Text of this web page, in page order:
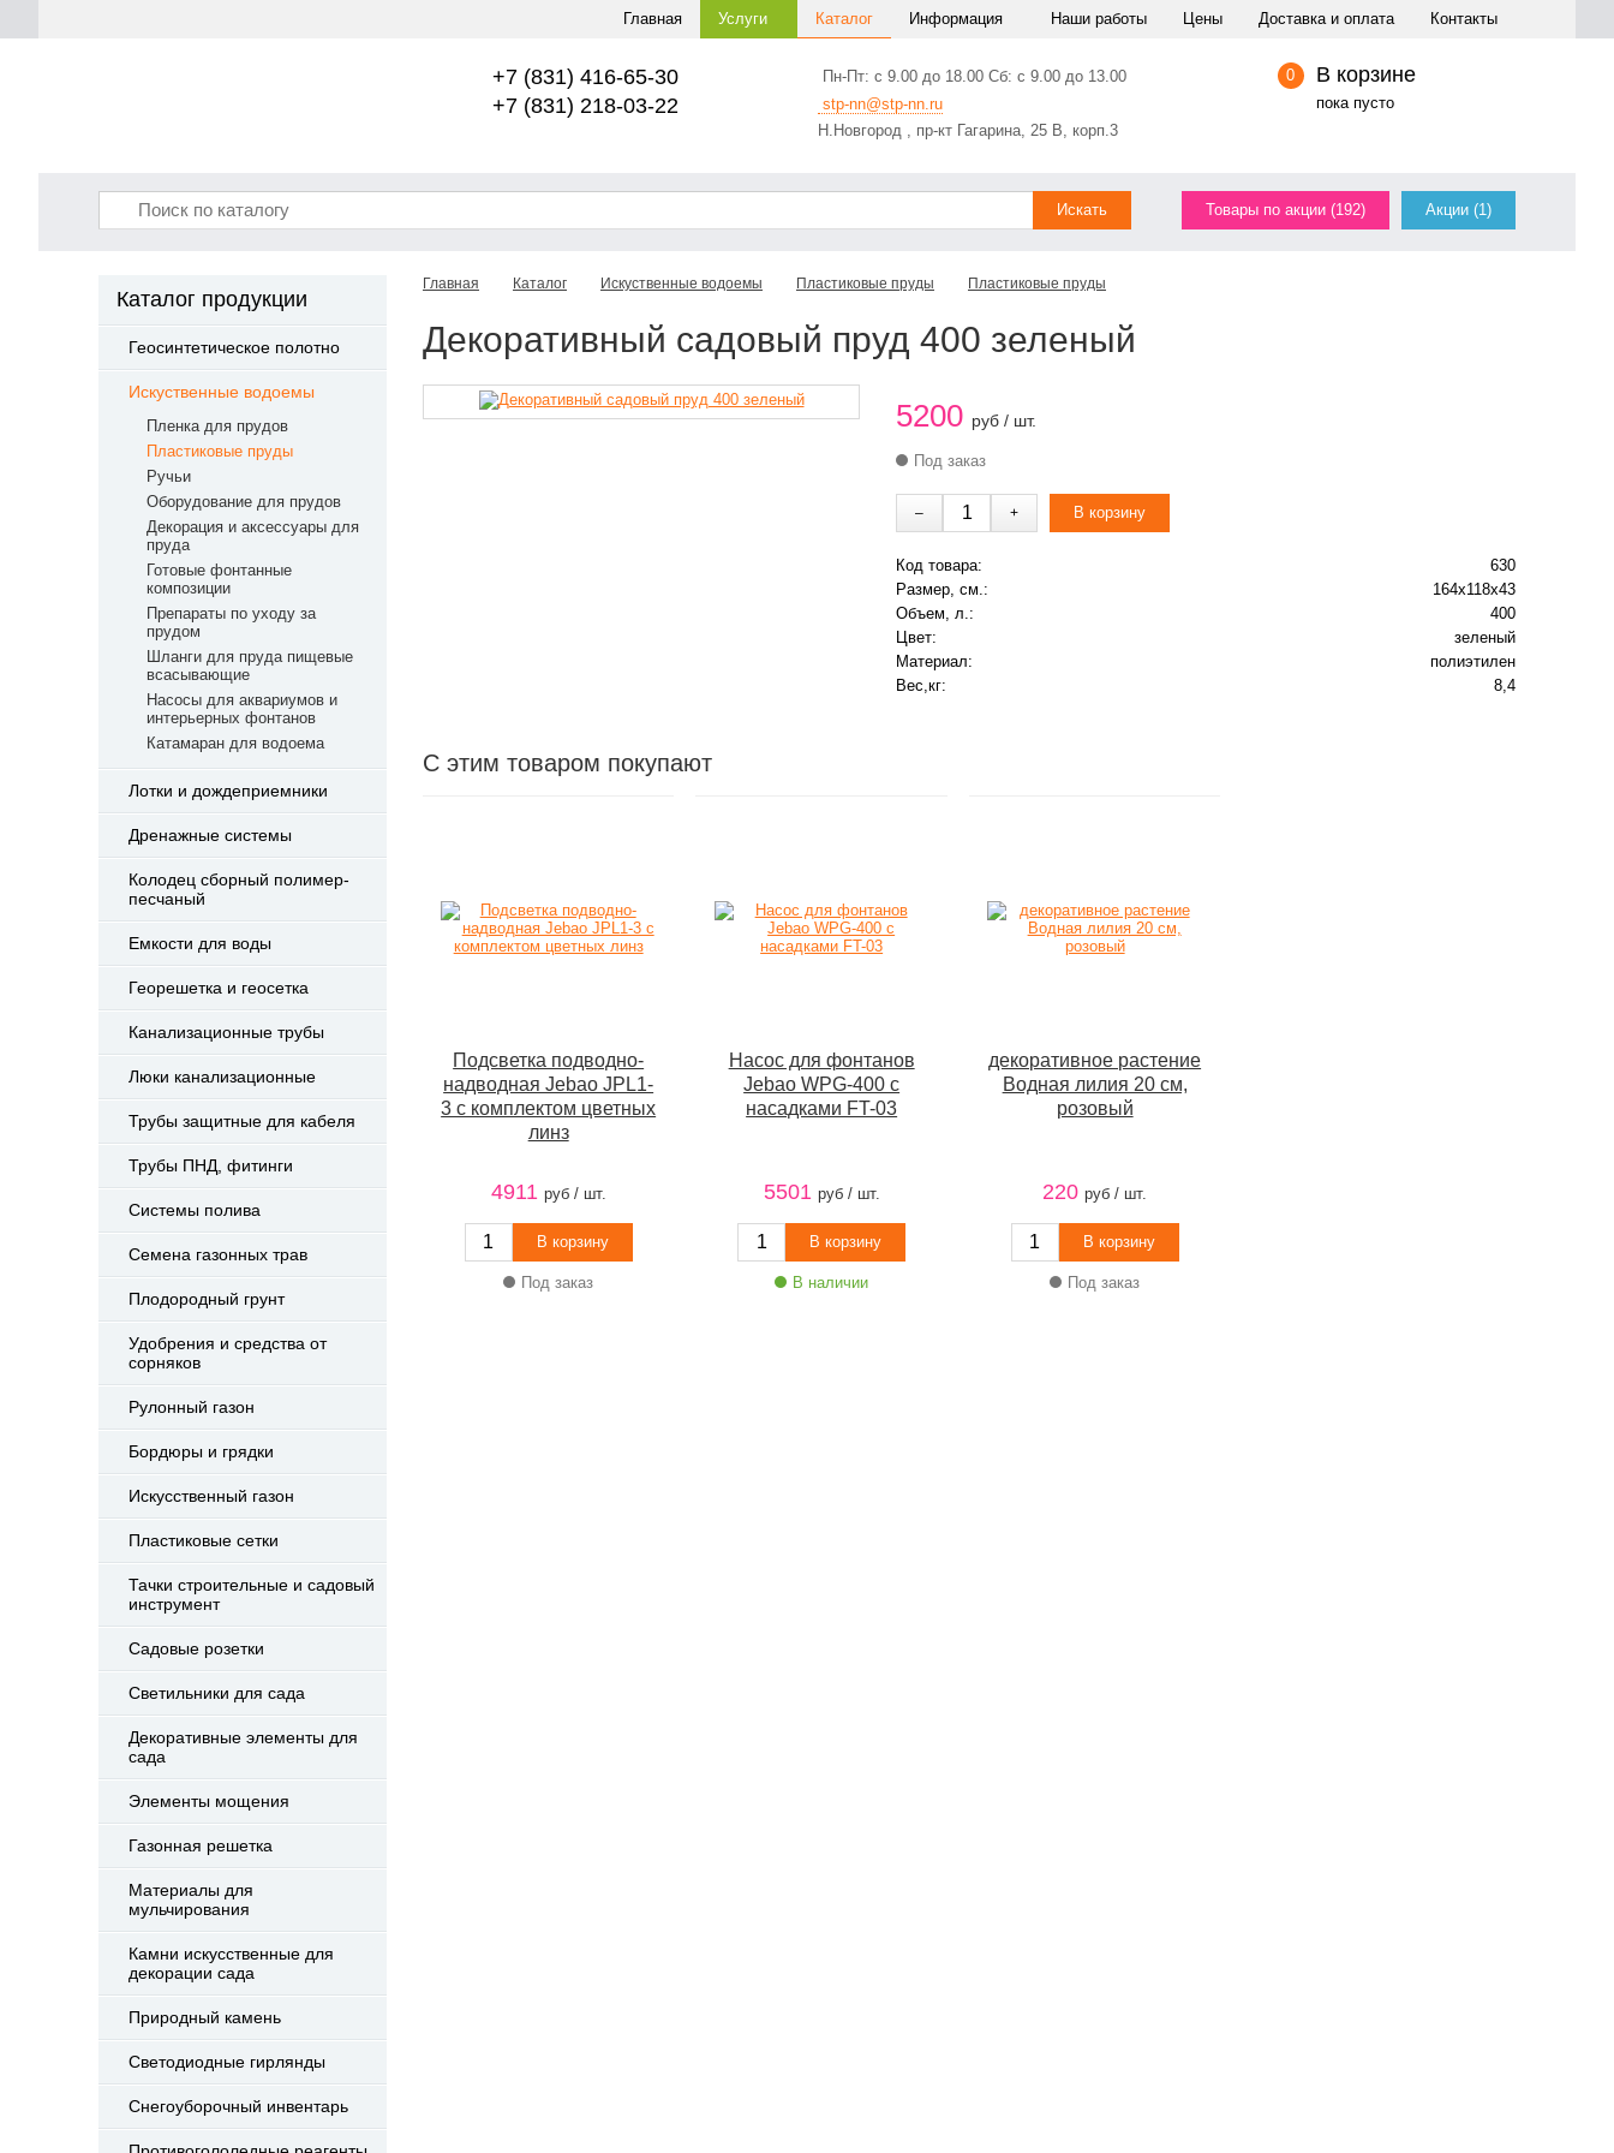
Главная Услуги Каталог Информация Наши работы Цены Доставка и оплата Контакты
+7 (831) 416-65-30
+7 (831) 218-03-22
Пн-Пт: с 9.00 до 18.00 Сб: с 9.00 до 13.00
stp-nn@stp-nn.ru
Н.Новгород , пр-кт Гагарина, 25 В, корп.3
0 В корзине
пока пусто
Товары по акции (192) Акции (1)
Каталог продукции
Геосинтетическое полотно
Искуственные водоемы
Пленка для прудов
Пластиковые пруды
Ручьи
Оборудование для прудов
Декорация и аксессуары для
пруда
Готовые фонтанные
композиции
Препараты по уходу за
прудом
Шланги для пруда пищевые
всасывающие
Насосы для аквариумов и
интерьерных фонтанов
Катамаран для водоема
Лотки и дождеприемники
Дренажные системы
Колодец сборный полимер-
песчаный
Емкости для воды
Георешетка и геосетка
Канализационные трубы
Люки канализационные
Трубы защитные для кабеля
Трубы ПНД, фитинги
Системы полива
Семена газонных трав
Плодородный грунт
Удобрения и средства от
сорняков
Рулонный газон
Бордюры и грядки
Искусственный газон
Пластиковые сетки
Тачки строительные и садовый
инструмент
Садовые розетки
Светильники для сада
Декоративные элементы для
сада
Элементы мощения
Газонная решетка
Материалы для
мульчирования
Камни искусственные для
декорации сада
Природный камень
Светодиодные гирлянды
Снегоуборочный инвентарь
Главная Каталог Искуственные водоемы Пластиковые пруды Пластиковые пруды
Декоративный садовый пруд 400 зеленый
5200 руб / шт.
Под заказ
Код товара:
630
Размер, см.:
164х118х43
Объем, л.:
400
Цвет:
зеленый
Материал:
полиэтилен
Вес,кг:
8,4
С этим товаром покупают
Подсветка подводно-
надводная Jebao JPL1-
3 с комплектом цветных
линз
4911 руб / шт.
Под заказ
Насос для фонтанов
Jebao WPG-400 с
насадками FT-03
5501 руб / шт.
В наличии
декоративное растение
Водная лилия 20 см,
розовый
220 руб / шт.
Под заказ